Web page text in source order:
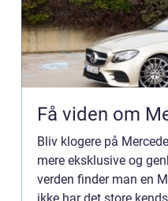
Få viden om
Bliv klogere på
mere eksklusive og
verden finder man en